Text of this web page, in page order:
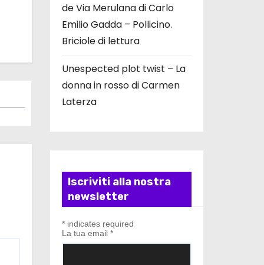
de Via Merulana di Carlo
Emilio Gadda – Pollicino.
Briciole di lettura
Unespected plot twist – La
donna in rosso di Carmen
Laterza
Iscriviti alla nostra
newsletter
*indicates required
La tua email *